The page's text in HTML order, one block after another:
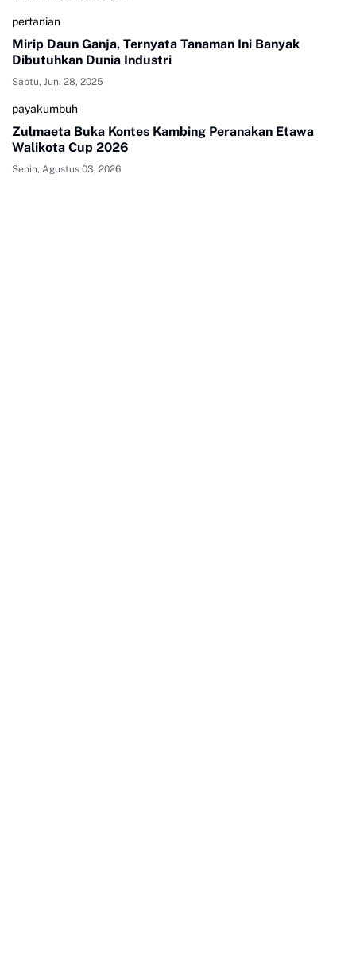
pertanian
Mirip Daun Ganja, Ternyata Tanaman Ini Banyak
Dibutuhkan Dunia Industri
Sabtu, Juni 28, 2025
payakumbuh
Zulmaeta Buka Kontes Kambing Peranakan Etawa
Walikota Cup 2026
Senin, Agustus 03, 2026